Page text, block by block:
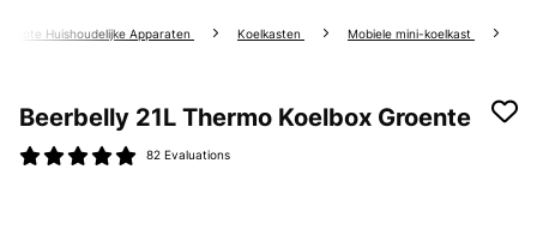
Grote Huishoudelijke Apparaten Koelkasten Mobiele mini-koelkast
Beerbelly 21L Thermo Koelbox Groente
82 Evaluations